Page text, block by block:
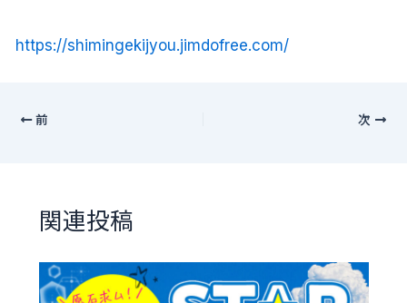
https://shimingekijyou.jimdofree.com/
前 次
関連投稿